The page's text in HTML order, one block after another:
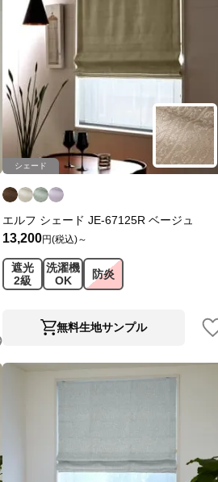
シェード
エルフ シェード JE-67125R ベージュ
13,200円(税込)～
遮光
2級
洗濯機
OK
防炎
無料生地サンプル